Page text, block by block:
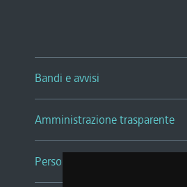
Bandi e avvisi
Amministrazione trasparente
Persone e Uffici